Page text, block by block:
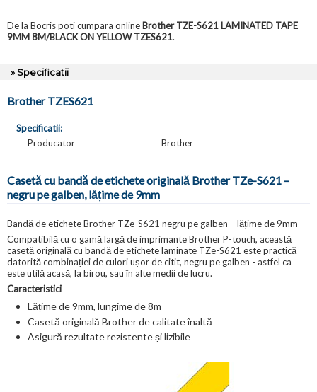
De la Bocris poti cumpara online Brother TZE-S621 LAMINATED TAPE
9MM 8M/BLACK ON YELLOW TZES621.
» Specificatii
Brother TZES621
Specificatii:
Producator
Brother
Casetă cu bandă de etichete originală Brother TZe-S621 –
negru pe galben, lățime de 9mm
Bandă de etichete Brother TZe-S621 negru pe galben – lățime de 9mm
Compatibilă cu o gamă largă de imprimante Brother P-touch, această
casetă originală cu bandă de etichete laminate TZe-S621 este practică
datorită combinației de culori ușor de citit, negru pe galben - astfel ca
este utilă acasă, la birou, sau în alte medii de lucru.
Caracteristici
Lățime de 9mm, lungime de 8m
Casetă originală Brother de calitate înaltă
Asigură rezultate rezistente și lizibile